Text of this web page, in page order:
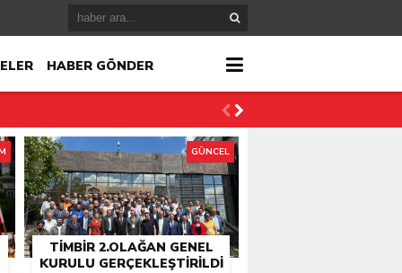
HABER GÖNDER
TİMBİR 2.OLAĞAN GENEL
KURULU GERÇEKLEŞTIRILDI
GÜNCEL